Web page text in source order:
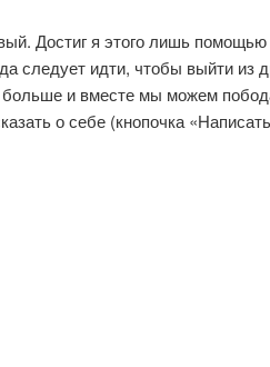
Достиг я этого лишь помощью
следует идти, чтобы выйти из
больше и вместе мы можем
о себе (кнопочка